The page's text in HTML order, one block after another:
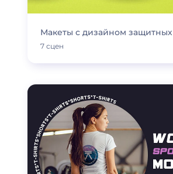
Макеты с дизайном
7 сцен